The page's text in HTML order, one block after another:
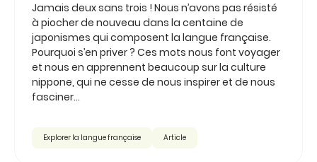
Jamais deux sans trois ! Nous n’avons pas résisté
à piocher de nouveau dans la centaine de
japonismes qui composent la langue française.
Pourquoi s’en priver ? Ces mots nous font voyager
et nous en apprennent beaucoup sur la culture
nippone, qui ne cesse de nous inspirer et de nous
fasciner...
Explorer la langue française Article